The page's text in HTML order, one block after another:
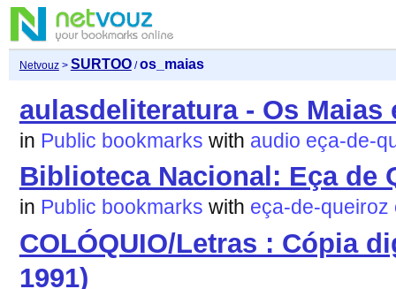
Netvouz> SURTOO/os_maias
aulasdeliteratura - Os Maias
in Public bookmarks with audio eça-de-
Biblioteca Nacional: Eça de
in Public bookmarks with eça-de-queiroz
COLÓQUIO/Letras : Cópia
1991)